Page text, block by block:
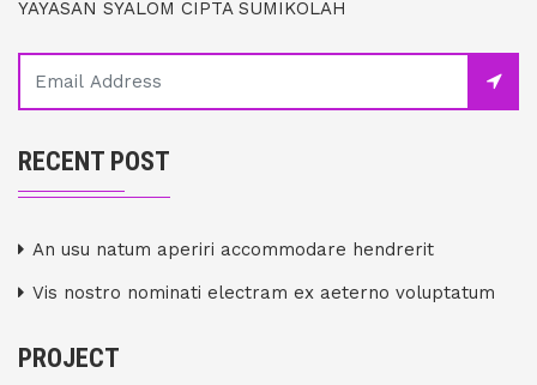
YAYASAN SYALOM CIPTA SUMIKOLAH
RECENT POST
An usu natum aperiri accommodare hendrerit
Vis nostro nominati electram ex aeterno voluptatum
PROJECT